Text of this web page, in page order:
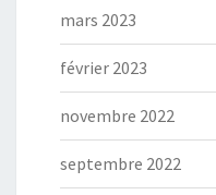
mars 2023
février 2023
novembre 2022
septembre 2022